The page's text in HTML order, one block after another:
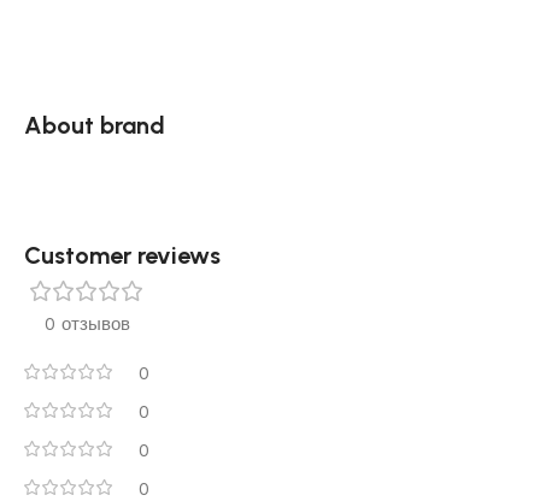
About brand
Customer reviews​
0 отзывов
0
0
0
0